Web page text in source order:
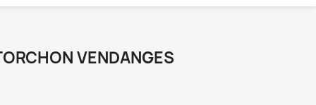
VENDANGES